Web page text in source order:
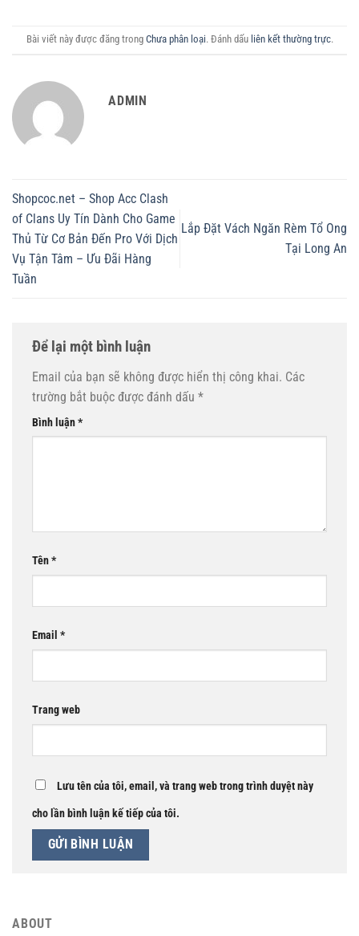
Bài viết này được đăng trong Chưa phân loại. Đánh dấu liên kết thường trực.
ADMIN
Shopcoc.net – Shop Acc Clash
of Clans Uy Tín Dành Cho Game
Thủ Từ Cơ Bản Đến Pro Với Dịch
Vụ Tận Tâm – Ưu Đãi Hàng
Tuần
Lắp Đặt Vách Ngăn Rèm Tổ Ong
Tại Long An
Để lại một bình luận
Email của bạn sẽ không được hiển thị công khai. Các
trường bắt buộc được đánh dấu *
Bình luận*
Tên*
Email *
Trang web
Lưu tên của tôi, email, và trang web trong trình duyệt này
cho lần bình luận kế tiếp của tôi.
ABOUT